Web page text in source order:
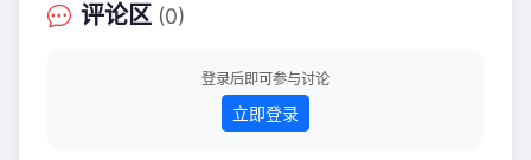
评论区 (0)
登录后即可参与讨论
立即登录